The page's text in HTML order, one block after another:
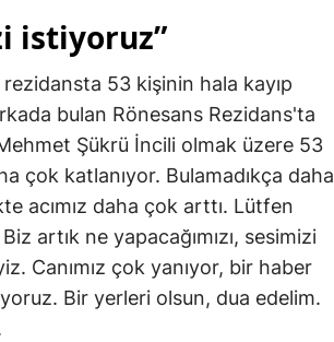
istiyoruz”
rezidansta 53 kişinin hala kayıp
bulan Rönesans Rezidans'ta
Mehmet Şükrü İncili olmak üzere 53
çok katlanıyor. Bulamadıkça daha
acımız daha çok arttı. Lütfen
artık ne yapacağımızı, sesimizi
Canımız çok yanıyor, bir haber
Bir yerleri olsun, dua edelim.